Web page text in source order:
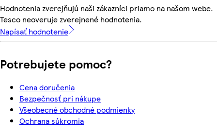
Hodnotenia zverejňujú naši zákazníci priamo na našom webe.
Tesco neoveruje zverejnené hodnotenia.
Napísať hodnotenie
Potrebujete pomoc?
Cena doručenia
Bezpečnosť pri nákupe
Všeobecné obchodné podmienky
Ochrana súkromia